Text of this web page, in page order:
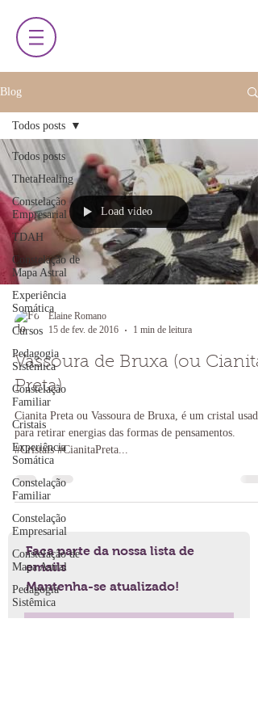
Blog
Todos posts
ThetaHealing
Constelação
Empresarial
TDAH
Constelação de
Mapa Astral
Experiência
Somática
Cursos
Pedagogia
Sistêmica
Constelação
Familiar
Cristais
Experiência
Somática
Constelação
Familiar
Constelação
Empresarial
Constelação de
Mapa Astral
Pedagogia
Sistêmica
Todos posts
Load video
Elaine Romano
15 de fev. de 2016
1 min de leitura
Vassoura de Bruxa (ou Cianita
Preta)
Cianita Preta ou Vassoura de Bruxa, é um cristal usado
para retirar energias das formas de pensamentos.
#Cristais #CianitaPreta...
Faça parte da nossa lista de
emails
Mantenha-se atualizado!